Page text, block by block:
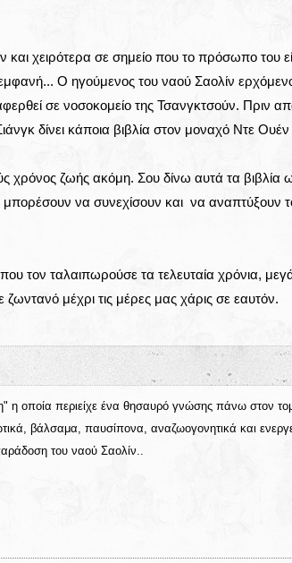
χειρότερα σε σημείο που το πρόσωπο του
εμφανή... Ο ηγούμενος του ναού Σαολίν
σε νοσοκομείο της Τσανγκτσούν. Πριν
δίνει κάποια βιβλία στον μοναχό Ντε Ουέν
χρόνος ζωής ακόμη. Σου δίνω αυτά τα βιβλία
μπορέσουν να συνεχίσουν και να αναπτύξουν
τον ταλαιπωρούσε τα τελευταία χρόνια,
μέχρι τις μέρες μας χάρις σε εαυτόν.
η οποία περιείχε ένα θησαυρό γνώσης πάνω στον
βάλσαμα, παυσίπονα, αναζωογονητικά και
του ναού Σαολίν..